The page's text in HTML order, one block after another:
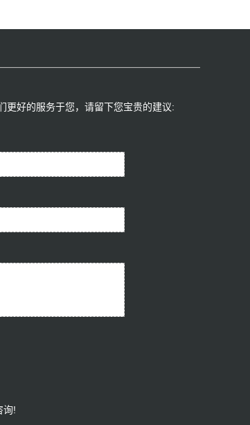
更好的服务于您，请留下您宝贵的建议:​
询!